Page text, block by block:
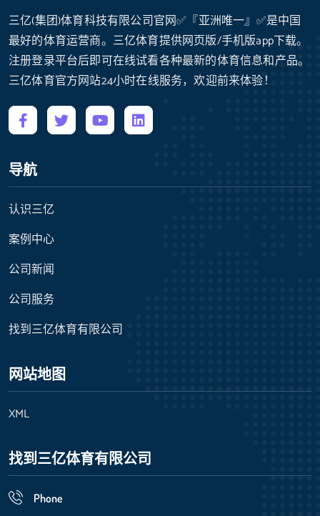
三亿(集团)体育科技有限公司官网✅『亚洲唯一』✅是中国
最好的体育运营商。三亿体育提供网页版/手机版app下载。
注册登录平台后即可在线试看各种最新的体育信息和产品。
三亿体育官方网站24小时在线服务，欢迎前来体验！
导航
认识三亿
案例中心
公司新闻
公司服务
找到三亿体育有限公司
网站地图
XML
找到三亿体育有限公司
Phone